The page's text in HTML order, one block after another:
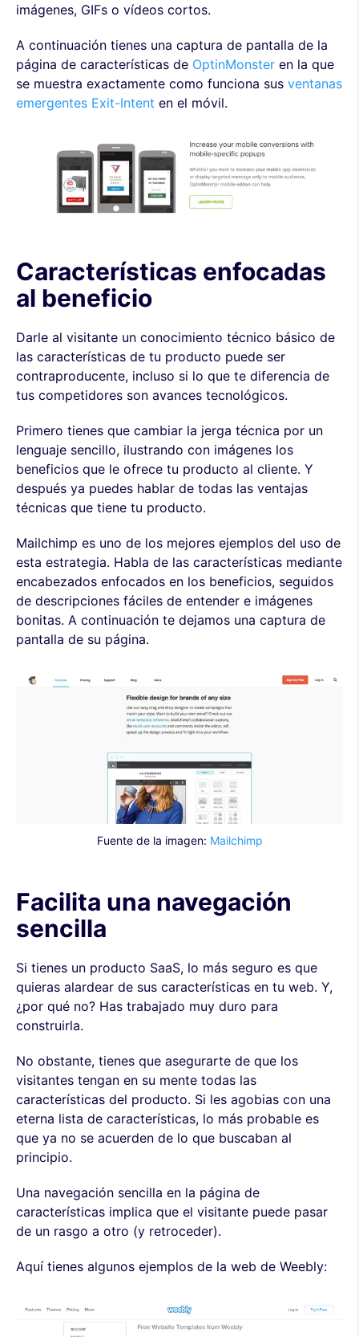
imágenes, GIFs o vídeos cortos.
A continuación tienes una captura de pantalla de la
página de características de OptinMonster en la que
se muestra exactamente como funciona sus ventanas
emergentes Exit-Intent en el móvil.
Características enfocadas
al beneficio
Darle al visitante un conocimiento técnico básico de
las características de tu producto puede ser
contraproducente, incluso si lo que te diferencia de
tus competidores son avances tecnológicos.
Primero tienes que cambiar la jerga técnica por un
lenguaje sencillo, ilustrando con imágenes los
beneficios que le ofrece tu producto al cliente. Y
después ya puedes hablar de todas las ventajas
técnicas que tiene tu producto.
Mailchimp es uno de los mejores ejemplos del uso de
esta estrategia. Habla de las características mediante
encabezados enfocados en los beneficios, seguidos
de descripciones fáciles de entender e imágenes
bonitas. A continuación te dejamos una captura de
pantalla de su página.
Fuente de la imagen: Mailchimp
Facilita una navegación
sencilla
Si tienes un producto SaaS, lo más seguro es que
quieras alardear de sus características en tu web. Y,
¿por qué no? Has trabajado muy duro para
construirla.
No obstante, tienes que asegurarte de que los
visitantes tengan en su mente todas las
características del producto. Si les agobias con una
eterna lista de características, lo más probable es
que ya no se acuerden de lo que buscaban al
principio.
Una navegación sencilla en la página de
características implica que el visitante puede pasar
de un rasgo a otro (y retroceder).
Aquí tienes algunos ejemplos de la web de Weebly: